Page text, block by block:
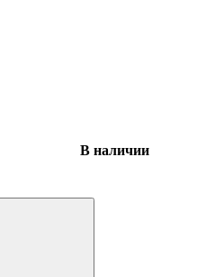
В наличии